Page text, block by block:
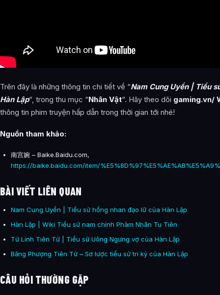
Trên đây là những thông tin chi tiết về “Nam Cung Uyển | Tiểu
Hàn Lập“, trong thu mục “Nhân Vật“. Hãy theo dõi gaming.vn/
thông tin phim truyện hấp dẫn trong thời gian tới nhé!
Nguồn tham khảo:
南宫婉 – Baike.Baidu.com,
https://baike.baidu.com/item/
BÀI VIẾT LIÊN QUAN
Nam Cung Uyển | Tiểu sử hồng nhan đạo lữ của Hàn Lập
Hàn Lập | Wiki Tiểu sử nam chính Phàm Nhân Tu Tiên
Tử Linh Tiên Tử | Tiểu sử Uông Ngưng vợ của Hàn Lập
Băng Phượng Tiên Tử – Sơ lược tiểu sử tri kỷ của Hàn Lập
CÂU HỎI THƯỜNG GẶP